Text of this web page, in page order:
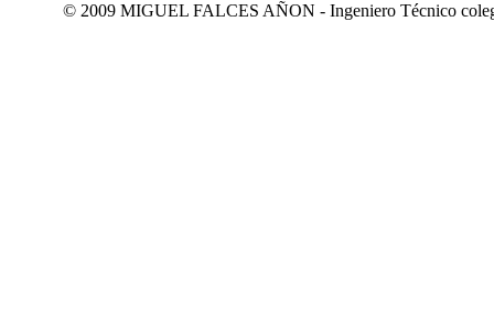
© 2009 MIGUEL FALCES AÑON - Ingeniero Técnico